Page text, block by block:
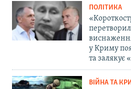
ПОЛІТИКА
у Криму
та
ВІЙНА ТА